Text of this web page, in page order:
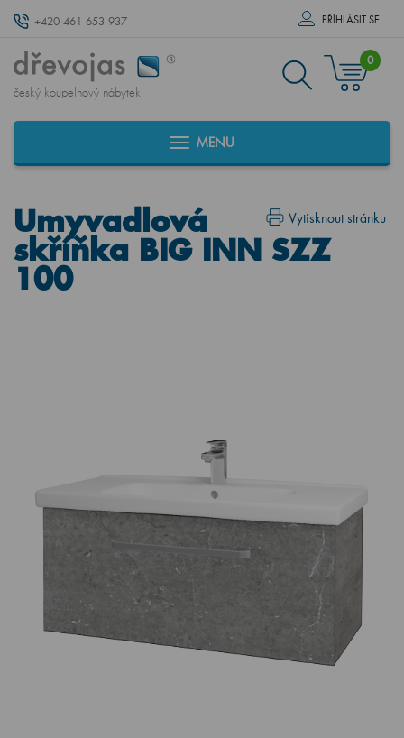
+420 461 653 937 PŘÍHLÁSIT SE
český koupelnový nábytek
0
MENU
Vytisknout stránku
Umyvadlová
skříňka BIG INN SZZ
100